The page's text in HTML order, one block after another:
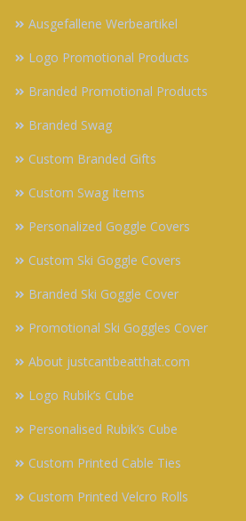
Ausgefallene Werbeartikel
Logo Promotional Products
Branded Promotional Products
Branded Swag
Custom Branded Gifts
Custom Swag Items
Personalized Goggle Covers
Custom Ski Goggle Covers
Branded Ski Goggle Cover
Promotional Ski Goggles Cover
About justcantbeatthat.com
Logo Rubik’s Cube
Personalised Rubik’s Cube
Custom Printed Cable Ties
Custom Printed Velcro Rolls